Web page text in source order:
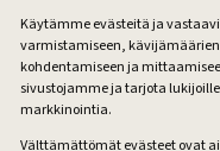
Käytämme evästeitä ja
varmistamiseen,
kohdentamiseen ja
sivustojamme ja tarjota
markkinointia.
Välttämättömät evästeet ovat